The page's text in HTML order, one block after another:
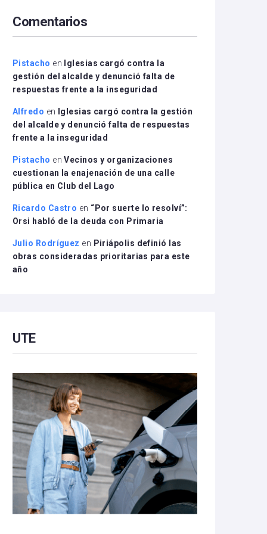
disminuir
el
Comentarios
Pistacho en
Iglesias cargó contra la
gestión del alcalde y denunció falta de
respuestas frente a la inseguridad
Alfredo en
Iglesias cargó contra la gestión
del alcalde y denunció falta de respuestas
frente a la inseguridad
Pistacho enVecinos y organizaciones
cuestionan la enajenación de una calle
pública en Club del Lago
Ricardo Castro en “Por suerte lo resolví”:
Orsi habló de la deuda con Primaria
Julio Rodríguez en Piriápolis definió las
obras consideradas prioritarias para este
año
UTE